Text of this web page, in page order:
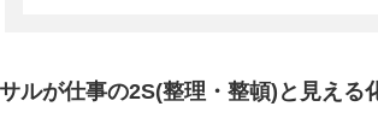
ルが仕事の2S(整理・整頓)と見える